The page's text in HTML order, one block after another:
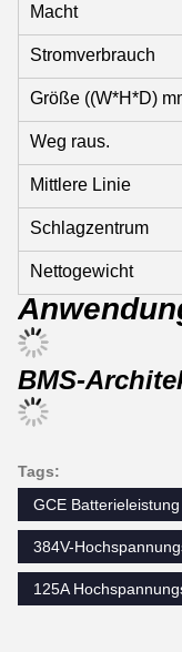
Macht
Stromverbrauch
Größe ((W*H*D)
Weg raus.
Mittlere Linie
Schlagzentrum
Nettogewicht
BMS-
Tags:
GCE Batterieleistung
384V-
125A